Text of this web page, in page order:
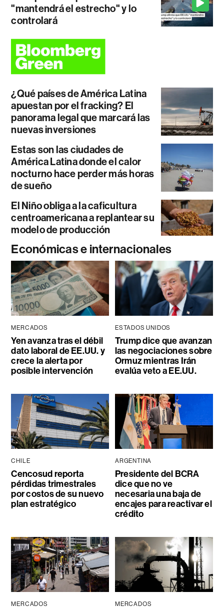
"mantendrá el estrecho" y lo
controlará
¿Qué países de América Latina
apuestan por el fracking? El
panorama legal que marcará las
nuevas inversiones
Estas son las ciudades de
América Latina donde el calor
nocturno hace perder más horas
de sueño
El Niño obliga a la caficultura
centroamericana a replantear su
modelo de producción
Económicas e internacionales
MERCADOS
Yen avanza tras el débil
dato laboral de EE.UU. y
crece la alerta por
posible intervención
ESTADOS UNIDOS
Trump dice que avanzan
las negociaciones sobre
Ormuz mientras Irán
evalúa veto a EE.UU.
CHILE
Cencosud reporta
pérdidas trimestrales
por costos de su nuevo
plan estratégico
ARGENTINA
Presidente del BCRA
dice que no ve
necesaria una baja de
encajes para reactivar el
crédito
MERCADOS MERCADOS